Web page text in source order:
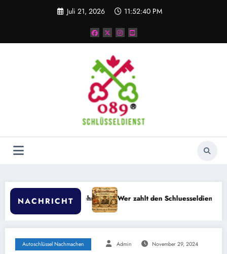
Juli 21, 2026 11:52:41 PM
NACHRICHT
Wer zahlt den Schluesseldienst in Deutschland: Mieter,
Autoschlüssel Nachmachen Admin November 29, 2024